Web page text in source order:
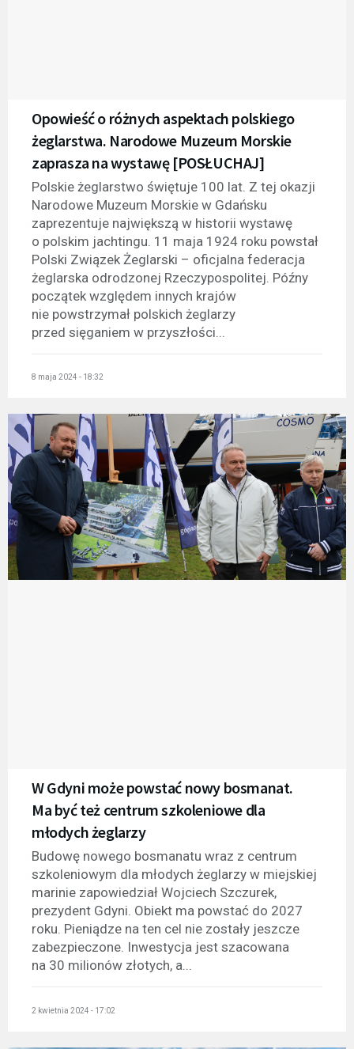
Opowieść o różnych aspektach polskiego
żeglarstwa. Narodowe Muzeum Morskie
zaprasza na wystawę [POSŁUCHAJ]
Polskie żeglarstwo świętuje 100 lat. Z tej okazji
Narodowe Muzeum Morskie w Gdańsku
zaprezentuje największą w historii wystawę
o polskim jachtingu. 11 maja 1924 roku powstał
Polski Związek Żeglarski – oficjalna federacja
żeglarska odrodzonej Rzeczypospolitej. Późny
początek względem innych krajów
nie powstrzymał polskich żeglarzy
przed sięganiem w przyszłości...
8 maja 2024 - 18:32
W Gdyni może powstać nowy bosmanat.
Ma być też centrum szkoleniowe dla
młodych żeglarzy
Budowę nowego bosmanatu wraz z centrum
szkoleniowym dla młodych żeglarzy w miejskiej
marinie zapowiedział Wojciech Szczurek,
prezydent Gdyni. Obiekt ma powstać do 2027
roku. Pieniądze na ten cel nie zostały jeszcze
zabezpieczone. Inwestycja jest szacowana
na 30 milionów złotych, a...
2 kwietnia 2024 - 17:02